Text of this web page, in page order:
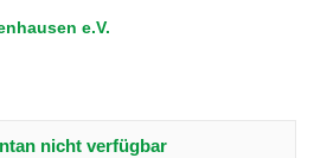
e.V.
nicht verfügbar